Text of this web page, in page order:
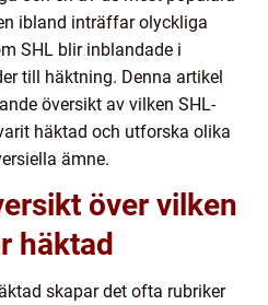
ibland inträffar olyckliga
SHL blir inblandade i
till häktning. Denna artikel
översikt av vilken SHL-
häktad och utforska olika
ämne.
över vilken
häktad
skapar det ofta rubriker